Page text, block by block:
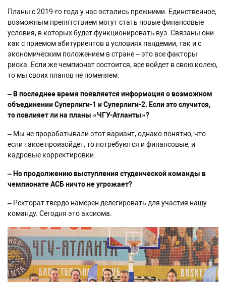
Планы с 2019-го года у нас остались прежними. Единственное,
возможным препятствием могут стать новые финансовые
условия, в которых будет функционировать вуз. Связаны они
как с приемом абитуриентов в условиях пандемии, так и с
экономическим положением в стране – это все факторы
риска. Если же чемпионат состоится, все войдет в свою колею,
то мы своих планов не поменяем.
– В последнее время появляется информация о возможном
объединении Суперлиги-1 и Суперлиги-2. Если это случится,
то повлияет ли на планы «ЧГУ-Атланты»?
– Мы не прорабатывали этот вариант, однако понятно, что
если такое произойдет, то потребуются и финансовые, и
кадровые корректировки.
– Но продолжению выступления студенческой команды в
чемпионате АСБ ничто не угрожает?
– Ректорат твердо намерен делегировать для участия нашу
команду. Сегодня это аксиома.